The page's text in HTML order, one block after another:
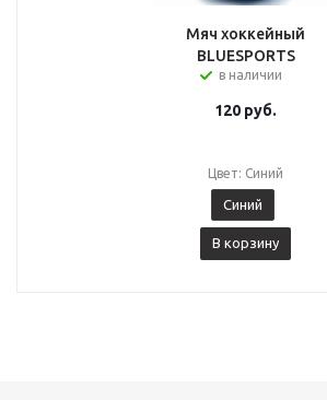
Мяч хоккейный
BLUESPORTS
в наличии
120 руб.
Цвет: Синий
Синий
В корзину